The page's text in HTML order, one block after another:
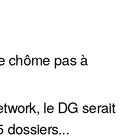
chôme pas à
le DG serait
dossiers...